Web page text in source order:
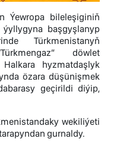
Ýewropa bileleşiginiň
başgyşlanyp
Türkmenistanyň
döwlet
hyzmatdaşlyk
özara düşünişmek
geçirildi diýip,
wekiliýeti
gurnaldy.